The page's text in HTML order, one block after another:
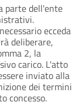
parte dell'ente
ecceda
deliberare,
2, la
carico. L'atto
inviato alla
dei termini
concesso.